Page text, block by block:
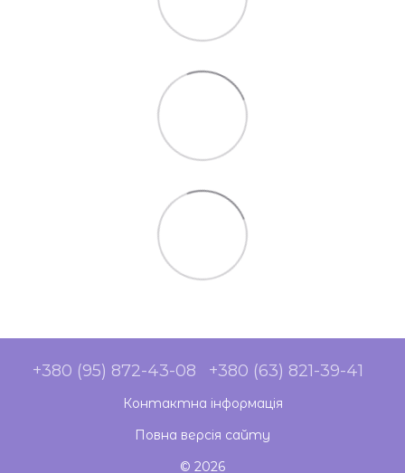
+380 (95) 872-43-08 +380 (63) 821-39-41
Контактна інформація
Повна версія сайту
© 2026